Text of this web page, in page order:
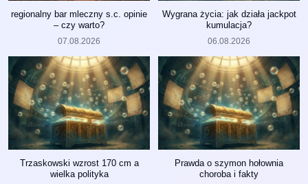
regionalny bar mleczny s.c. opinie
– czy warto?
07.08.2026
Wygrana życia: jak działa jackpot
kumulacja?
06.08.2026
Trzaskowski wzrost 170 cm a
wielka polityka
Prawda o szymon hołownia
choroba i fakty